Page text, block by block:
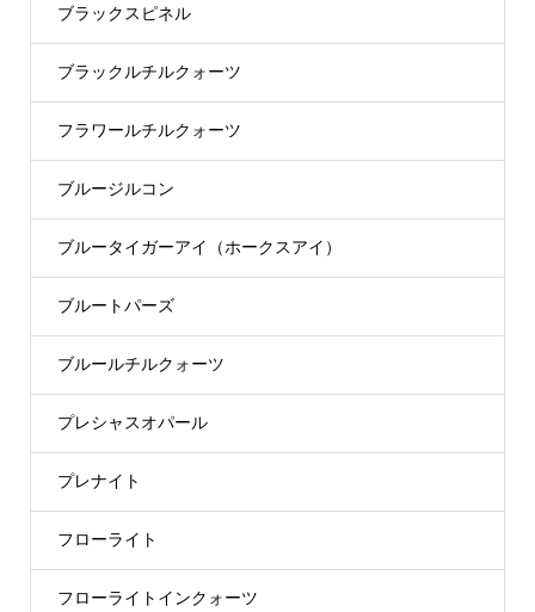
ブラックスピネル
ブラックルチルクォーツ
フラワールチルクォーツ
ブルージルコン
ブルータイガーアイ（ホークスアイ）
ブルートパーズ
ブルールチルクォーツ
プレシャスオパール
プレナイト
フローライト
フローライトインクォーツ